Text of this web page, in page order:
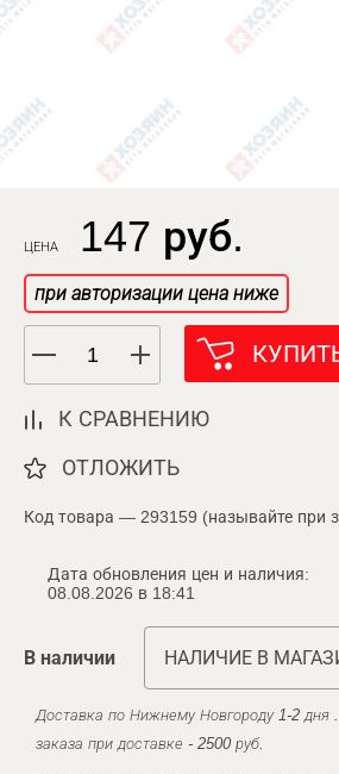
ЦЕНА 147 руб.
при авторизации цена ниже
К СРАВНЕНИЮ
ОТЛОЖИТЬ
Код товара — 293159 (называйте при
Дата обновления цен и наличия:
08.08.2026 в 18:41
В наличии НАЛИЧИЕ В
Доставка по Нижнему Новгороду 1-2
заказа при доставке - 2500 руб.